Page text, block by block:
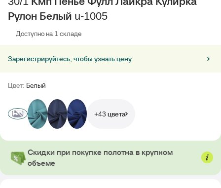
Рулон Белый u-1005
Доступно на 1 складе
Зарегистрируйтесь, чтобы узнать цену
Цвет: Белый
+43 цвета
Скидки при покупке полотна в крупном
объеме